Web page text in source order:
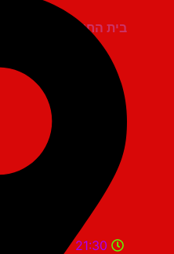
בית החייל תל אביב
21:30